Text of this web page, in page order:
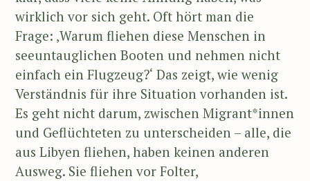
wirklich vor sich geht. Oft hört man die
Frage: ‚Warum fliehen diese Menschen in
seeuntauglichen Booten und nehmen nicht
einfach ein Flugzeug?‘ Das zeigt, wie wenig
Verständnis für ihre Situation vorhanden ist.
Es geht nicht darum, zwischen Migrant*innen
und Geflüchteten zu unterscheiden – alle, die
aus Libyen fliehen, haben keinen anderen
Ausweg. Sie fliehen vor Folter,